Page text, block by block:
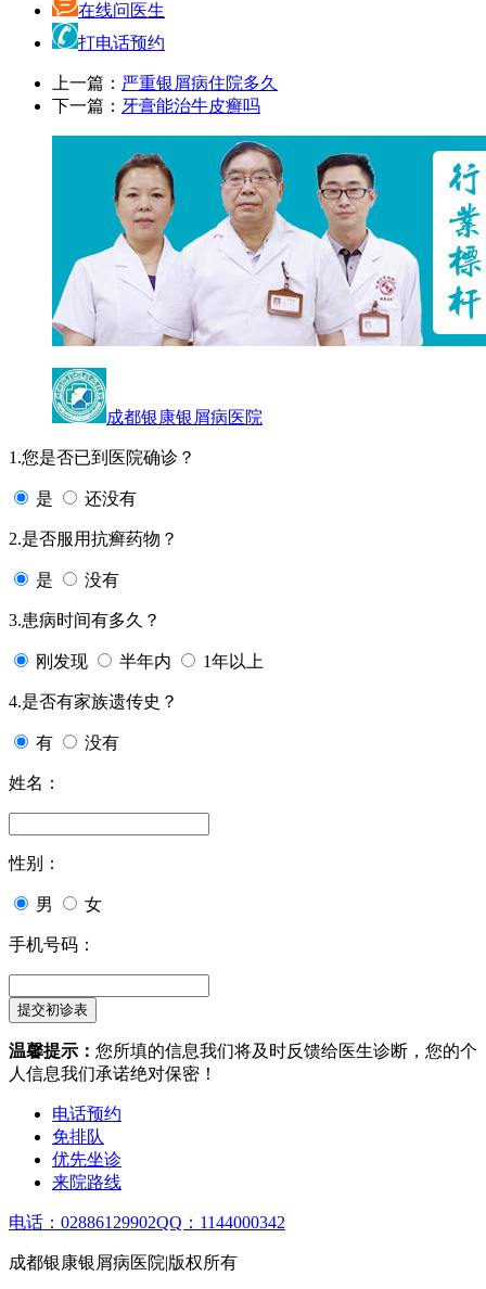
在线问医生
打电话预约
上一篇： 严重银屑病住院多久
下一篇： 牙膏能治牛皮癣吗
成都银康银屑病医院
1.您是否已到医院确诊？
是 还没有
2.是否服用抗癣药物？
是 没有
3.患病时间有多久？
刚发现 半年内 1年以上
4.是否有家族遗传史？
有 没有
姓名：
性别：
男 女
手机号码：
温馨提示： 您所填的信息我们将及时反馈给医生诊断，您的个
人信息我们承诺绝对保密！
电话预约
免排队
优先坐诊
来院路线
电话：02886129902QQ：1144000342
成都银康银屑病医院|版权所有